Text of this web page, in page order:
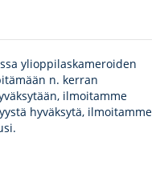
ylioppilaskameroiden
n. kerran
ilmoitamme
hyväksytä, ilmoitamme